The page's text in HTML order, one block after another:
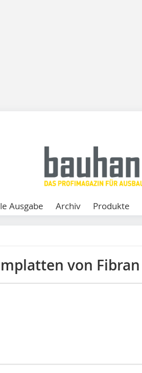
Ausgabe Archiv Produkte
von Fibran